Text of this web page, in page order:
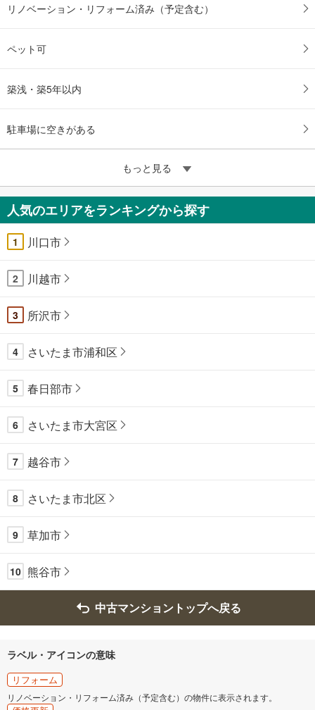
リノベーション・リフォーム済み（予定含む）
ペット可
築浅・築5年以内
駐車場に空きがある
もっと見る
人気のエリアをランキングから探す
1 川口市
2 川越市
3 所沢市
4 さいたま市浦和区
5 春日部市
6 さいたま市大宮区
7 越谷市
8 さいたま市北区
9 草加市
10 熊谷市
中古マンショントップへ戻る
ラベル・アイコンの意味
リフォーム
リノベーション・リフォーム済み（予定含む）の物件に表示されます。